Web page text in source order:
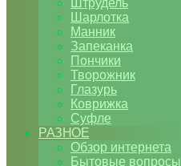
Штрудель
Шарлотка
Манник
Запеканка
Пончики
Творожник
Глазурь
Коврижка
Суфле
РАЗНОЕ
Обзор интернета
Бытовые вопросы